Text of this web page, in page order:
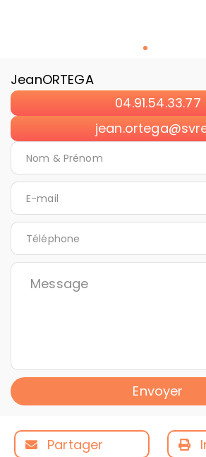
JeanORTEGA
04.91.54.33.77
Envoyer
Partager